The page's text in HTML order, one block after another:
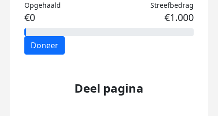
Opgehaald
€0
Streefbedrag
€1.000
Doneer
Deel pagina